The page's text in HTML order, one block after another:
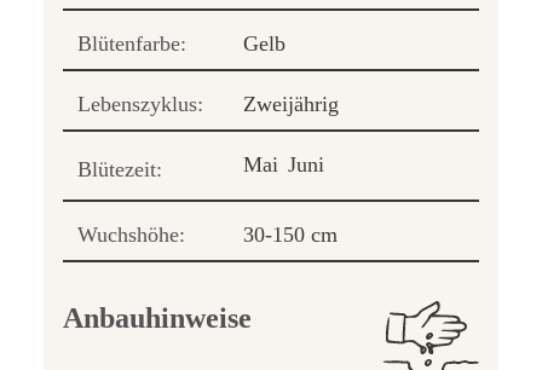
Blütenfarbe: Gelb
Lebenszyklus: Zweijährig
Blütezeit: Mai Juni
Wuchshöhe: 30-150 cm
Anbauhinweise